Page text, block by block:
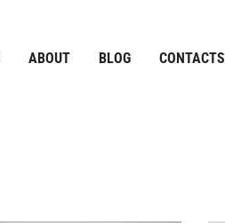
ABOUT BLOG CONTACTS